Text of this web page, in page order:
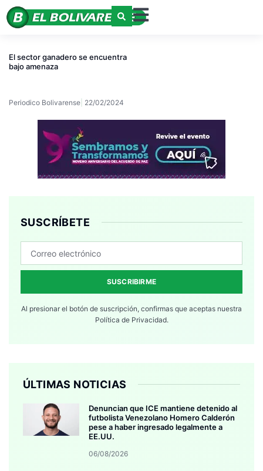
El sector ganadero se encuentra
bajo amenaza
Periodico Bolivarense 22/02/2024
SUSCRÍBETE
SUSCRIBIRME
Al presionar el botón de suscripción, confirmas que aceptas nuestra
Política de Privacidad.
ÚLTIMAS NOTICIAS
Denuncian que ICE mantiene detenido al
futbolista Venezolano Homero Calderón
pese a haber ingresado legalmente a
EE.UU.
06/08/2026